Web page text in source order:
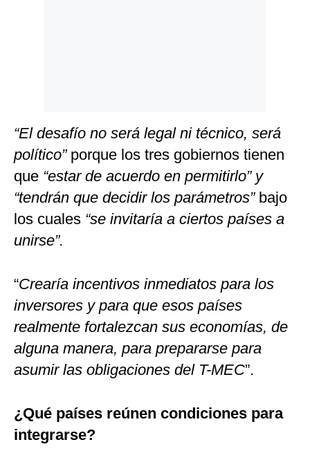
“El desafío no será legal ni técnico, será
político” porque los tres gobiernos tienen
que “estar de acuerdo en permitirlo” y
“tendrán que decidir los parámetros”bajo
los cuales “se invitaría a ciertos países a
unirse”.
“Crearía incentivos inmediatos para los
inversores y para que esos países
realmente fortalezcan sus economías, de
alguna manera, para prepararse para
asumir las obligaciones del T-MEC”.
¿Qué países reúnen condiciones para
integrarse?